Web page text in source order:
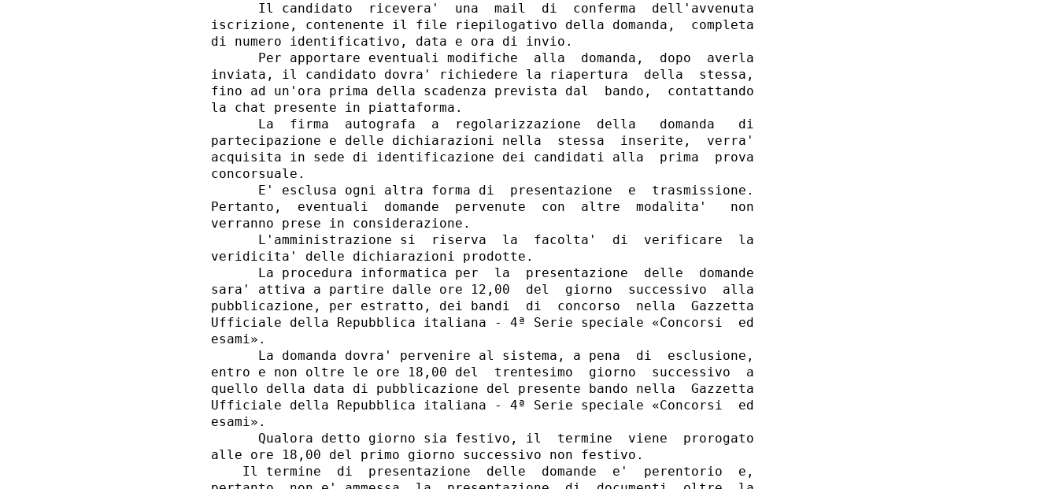
      Il candidato  ricevera'  una  mail  di  conferma  dell'avvenuta
iscrizione, contenente il file riepilogativo della domanda,  completa
di numero identificativo, data e ora di invio.
      Per apportare eventuali modifiche  alla  domanda,  dopo  averla
inviata, il candidato dovra' richiedere la riapertura  della  stessa,
fino ad un'ora prima della scadenza prevista dal  bando,  contattando
la chat presente in piattaforma.
      La  firma  autografa  a  regolarizzazione  della   domanda   di
partecipazione e delle dichiarazioni nella  stessa  inserite,  verra'
acquisita in sede di identificazione dei candidati alla  prima  prova
concorsuale.
      E' esclusa ogni altra forma di  presentazione  e  trasmissione.
Pertanto,  eventuali  domande  pervenute  con  altre  modalita'   non
verranno prese in considerazione.
      L'amministrazione si  riserva  la  facolta'  di  verificare  la
veridicita' delle dichiarazioni prodotte.
      La procedura informatica per  la  presentazione  delle  domande
sara' attiva a partire dalle ore 12,00  del  giorno  successivo  alla
pubblicazione, per estratto, dei bandi  di  concorso  nella  Gazzetta
Ufficiale della Repubblica italiana - 4ª Serie speciale «Concorsi  ed
esami».
      La domanda dovra' pervenire al sistema, a pena  di  esclusione,
entro e non oltre le ore 18,00 del  trentesimo  giorno  successivo  a
quello della data di pubblicazione del presente bando nella  Gazzetta
Ufficiale della Repubblica italiana - 4ª Serie speciale «Concorsi  ed
esami».
      Qualora detto giorno sia festivo, il  termine  viene  prorogato
alle ore 18,00 del primo giorno successivo non festivo.
    Il termine  di  presentazione  delle  domande  e'  perentorio  e,